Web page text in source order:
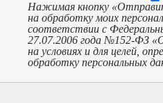
Нажимая кнопку
на обработку моих
соответствии с
27.07.2006 года №152-ФЗ
на условиях и для целей,
обработку персональных